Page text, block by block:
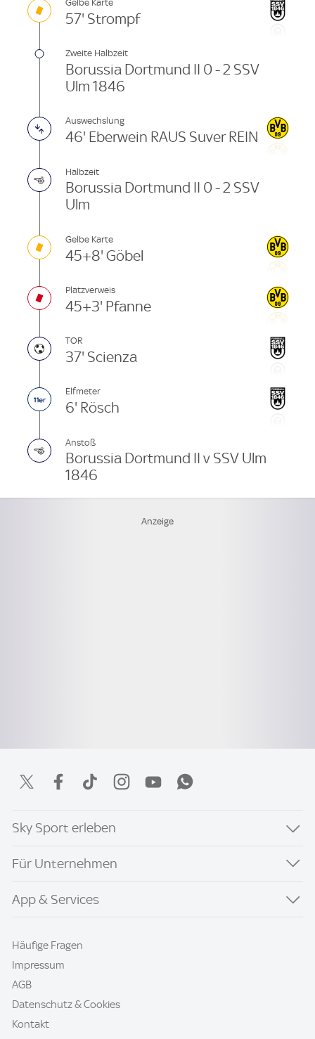
Gelbe Karte
57' Strompf
Zweite Halbzeit
Borussia Dortmund II 0 - 2 SSV
Ulm 1846
Auswechslung
46' Eberwein RAUS Suver REIN
Halbzeit
Borussia Dortmund II 0 - 2 SSV
Ulm
Gelbe Karte
45+8' Göbel
Platzverweis
45+3' Pfanne
TOR
37' Scienza
Elfmeter
6' Rösch
Anstoß
Borussia Dortmund II v SSV Ulm
1846
Sky Sport erleben
Für Unternehmen
App & Services
Häufige Fragen
Impressum
AGB
Datenschutz & Cookies
Kontakt